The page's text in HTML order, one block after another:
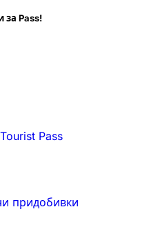
за Pass!
Pass
придобивки